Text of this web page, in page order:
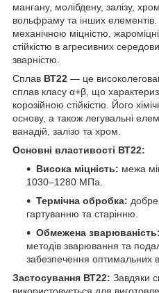
мангану, молібдену, залізу,
вольфраму та інших
механічною міцністю,
стійкістю в агресивних
зварністю.
Сплав ВТ22 — це
сплав класу α+β, що
корозійною стійкістю. Його
основу, а також легувальні
ванадій, залізо та хром.
Основні властивості ВТ22:
Висока міцність: межа
1030–1280 МПа.
Термічна обробка: добре
гартуванню та старінню.
Обмежена зварюваність:
методів зварювання та
забезпечення оптимальних
Застосування ВТ22: Завдяки
використовується для